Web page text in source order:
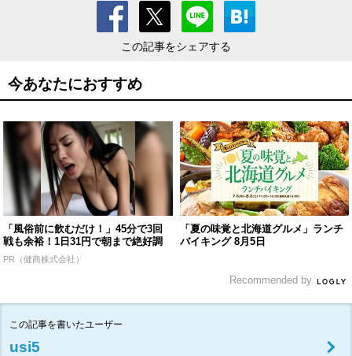
この記事をシェアする
今あなたにおすすめ
「風俗前に飲むだけ！」45分で3回
戦も余裕！1日31円で朝まで絶好調
PR（健商株式会社）
「夏の味覚と北海道グルメ」ランチ
バイキング 8月5日
Recommended by
この記事を書いたユーザー
usi5